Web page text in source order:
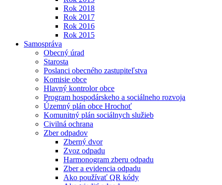
Rok 2018
Rok 2017
Rok 2016
Rok 2015
Samospráva
Obecný úrad
Starosta
Poslanci obecného zastupiteľstva
Komisie obce
Hlavný kontrolor obce
Program hospodárskeho a sociálneho rozvoja
Územný plán obce Hrochoť
Komunitný plán sociálnych služieb
Civilná ochrana
Zber odpadov
Zberný dvor
Zvoz odpadu
Harmonogram zberu odpadu
Zber a evidencia odpadu
Ako používať QR kódy